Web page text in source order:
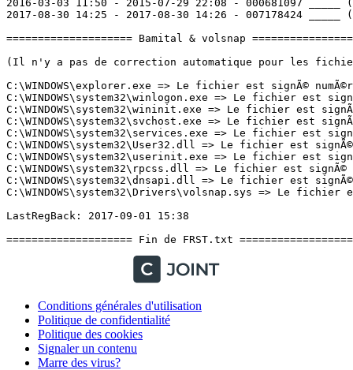
Conditions générales d'utilisation
Politique de confidentialité
Politique des cookies
Signaler un contenu
Marre des virus?